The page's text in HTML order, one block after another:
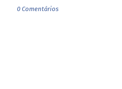
0 Comentários